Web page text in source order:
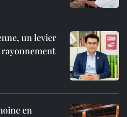
un levier
en